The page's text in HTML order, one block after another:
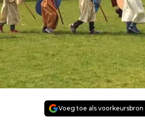
Voeg toe als voorkeursbron